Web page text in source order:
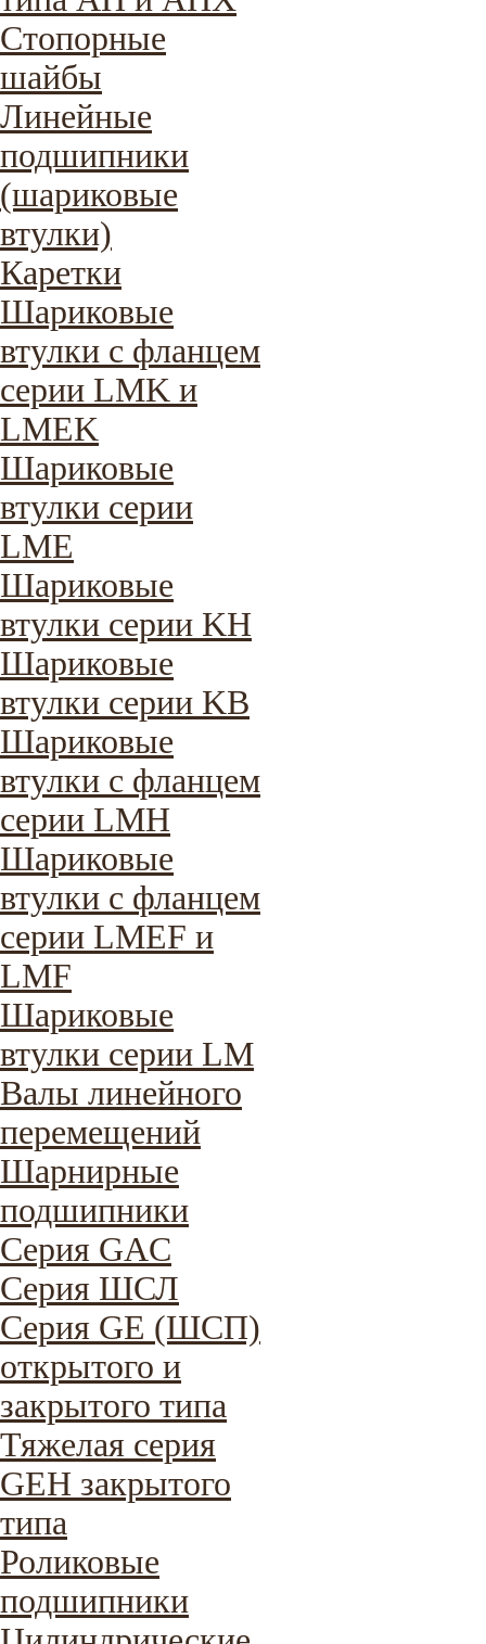
Стопорные
шайбы
Линейные
подшипники
(шариковые
втулки)
Каретки
Шариковые
втулки с фланцем
серии LMK и
LMEK
Шариковые
втулки серии
LME
Шариковые
втулки серии KH
Шариковые
втулки серии KB
Шариковые
втулки с фланцем
серии LMH
Шариковые
втулки с фланцем
серии LMEF и
LMF
Шариковые
втулки серии LM
Валы линейного
перемещений
Шарнирные
подшипники
Серия GAC
Cерия ШСЛ
Серия GE (ШСП)
открытого и
закрытого типа
Тяжелая серия
GEH закрытого
типа
Роликовые
подшипники